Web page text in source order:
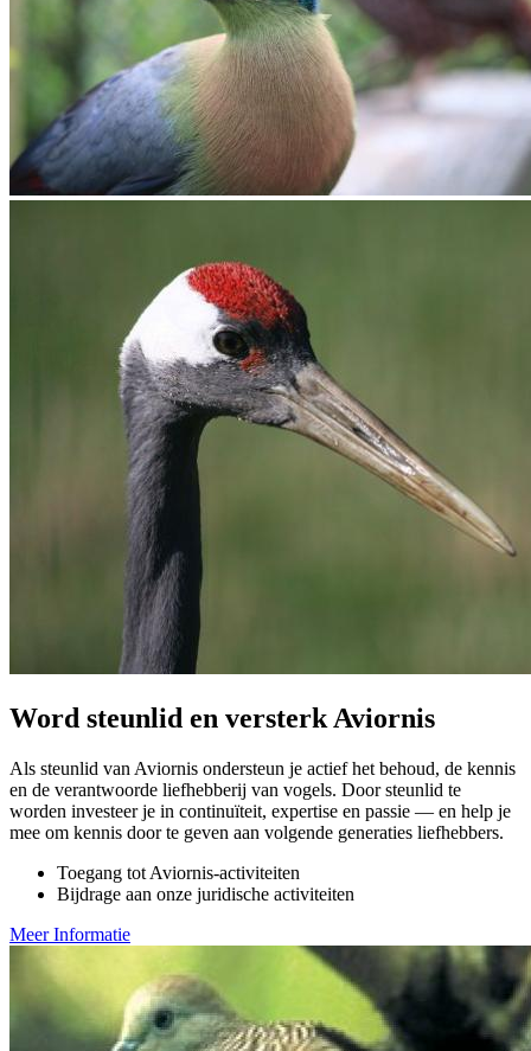
Word steunlid en versterk Aviornis
Als steunlid van Aviornis ondersteun je actief het behoud, de kennis
en de verantwoorde liefhebberij van vogels. Door steunlid te
worden investeer je in continuïteit, expertise en passie — en help je
mee om kennis door te geven aan volgende generaties liefhebbers.
Toegang tot Aviornis-activiteiten
Bijdrage aan onze juridische activiteiten
Meer Informatie